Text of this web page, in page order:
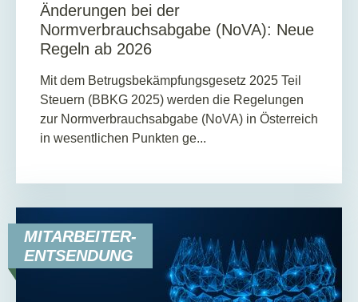
Änderungen bei der
Normverbrauchsabgabe (NoVA): Neue
Regeln ab 2026
Mit dem Betrugsbekämpfungsgesetz 2025 Teil
Steuern (BBKG 2025) werden die Regelungen
zur Normverbrauchsabgabe (NoVA) in Österreich
in wesentlichen Punkten ge...
MITARBEITER-
ENTSENDUNG